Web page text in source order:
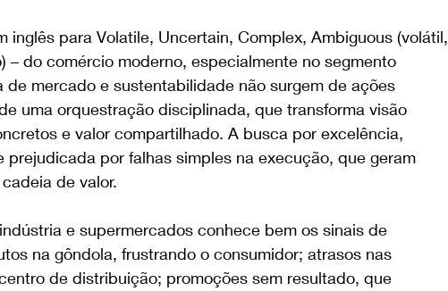
inglês para Volatile, Uncertain, Complex, Ambiguous (volátil,
– do comércio moderno, especialmente no segmento
mercado e sustentabilidade não surgem de ações
uma orquestração disciplinada, que transforma visão
e valor compartilhado. A busca por excelência,
por falhas simples na execução, que geram
de valor.
e supermercados conhece bem os sinais de
na gôndola, frustrando o consumidor; atrasos nas
de distribuição; promoções sem resultado, que